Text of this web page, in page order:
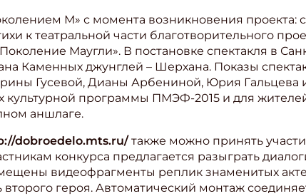
М» с момента возникновения проекта:
к театральной части благотворительного
Маугли». В постановке спектакля в
Каменных джунглей – Шерхана. Показы
Гусевой, Дианы Арбениной, Юрия Гальцева
культурной программы ПМЭФ-2015 и для
аншлаге.
dobroedelo.mts.ru/также можно принять
конкурса предлагается разыграть
видеофрагменты реплик знаменитых
героя. Автоматический монтаж